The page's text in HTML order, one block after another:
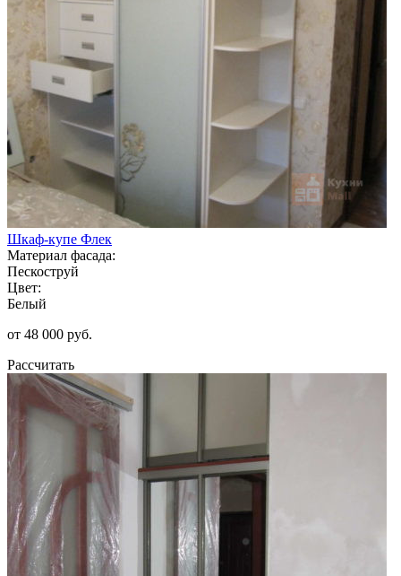
Шкаф-купе Флек
Материал фасада:
Пескоструй
Цвет:
Белый
от 48 000 руб.
Рассчитать